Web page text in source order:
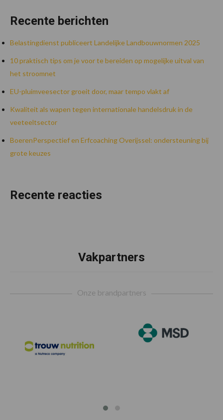
Recente berichten
Belastingdienst publiceert Landelijke Landbouwnormen 2025
10 praktisch tips om je voor te bereiden op mogelijke uitval van
het stroomnet
EU-pluimveesector groeit door, maar tempo vlakt af
Kwaliteit als wapen tegen internationale handelsdruk in de
veeteeltsector
BoerenPerspectief en Erfcoaching Overijssel: ondersteuning bij
grote keuzes
Recente reacties
Vakpartners
Onze brandpartners